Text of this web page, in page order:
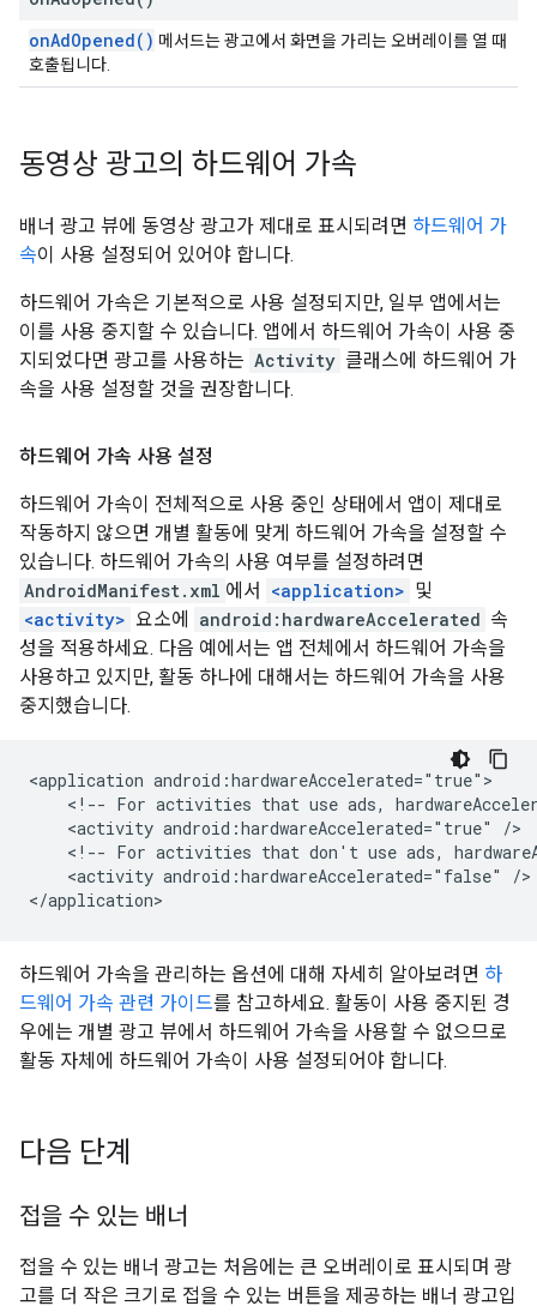
onAdOpened() 메서드는 광고에서 화면을 가리는 오버레이를 열 때
호출됩니다.
동영상 광고의 하드웨어 가속
배너 광고 뷰에 동영상 광고가 제대로 표시되려면 하드웨어 가
속이 사용 설정되어 있어야 합니다.
하드웨어 가속은 기본적으로 사용 설정되지만, 일부 앱에서는
이를 사용 중지할 수 있습니다. 앱에서 하드웨어 가속이 사용 중
지되었다면 광고를 사용하는 Activity 클래스에 하드웨어 가
속을 사용 설정할 것을 권장합니다.
하드웨어 가속 사용 설정
하드웨어 가속이 전체적으로 사용 중인 상태에서 앱이 제대로
작동하지 않으면 개별 활동에 맞게 하드웨어 가속을 설정할 수
있습니다. 하드웨어 가속의 사용 여부를 설정하려면
AndroidManifest.xml 에서 <application> 및
<activity> 요소에 android:hardwareAccelerated 속
성을 적용하세요. 다음 예에서는 앱 전체에서 하드웨어 가속을
사용하고 있지만, 활동 하나에 대해서는 하드웨어 가속을 사용
중지했습니다.
<application
<!-- For activities that use ads,
<activity android:hardwareAccelerated="true"
<!-- For activities that don't use ads,
<activity android:hardwareAccelerated="false"
/>
하드웨어 가속을 관리하는 옵션에 대해 자세히 알아보려면 하
드웨어 가속 관련 가이드를 참고하세요. 활동이 사용 중지된 경
우에는 개별 광고 뷰에서 하드웨어 가속을 사용할 수 없으므로
활동 자체에 하드웨어 가속이 사용 설정되어야 합니다.
다음 단계
접을 수 있는 배너
접을 수 있는 배너 광고는 처음에는 큰 오버레이로 표시되며 광
고를 더 작은 크기로 접을 수 있는 버튼을 제공하는 배너 광고입